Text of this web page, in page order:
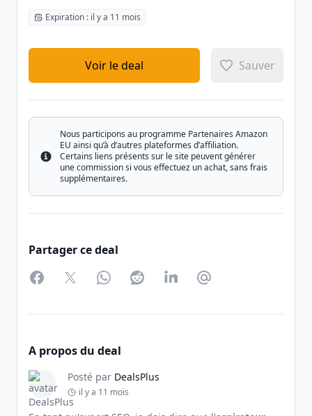
Expiration : il y a 11 mois
Voir le deal Sauver
Info
Nous participons au programme Partenaires Amazon
EU ainsi qu’à d’autres plateformes d’affiliation.
Certains liens présents sur le site peuvent générer
une commission si vous effectuez un achat, sans frais
supplémentaires.
Partager ce deal
FacebookTwitterWhatsAppRedditLinkedInPartager par Email
A propos du deal
Posté par DealsPlus
il y a 11 mois